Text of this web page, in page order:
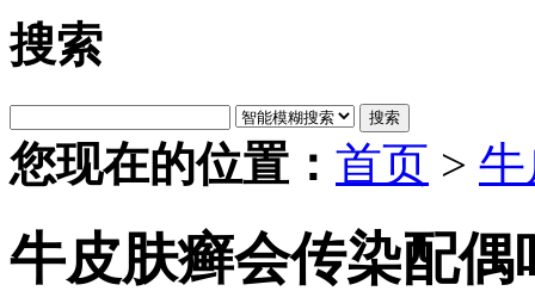
搜索
搜索
您现在的位置： 首页 >
牛皮肤癣会传染配偶